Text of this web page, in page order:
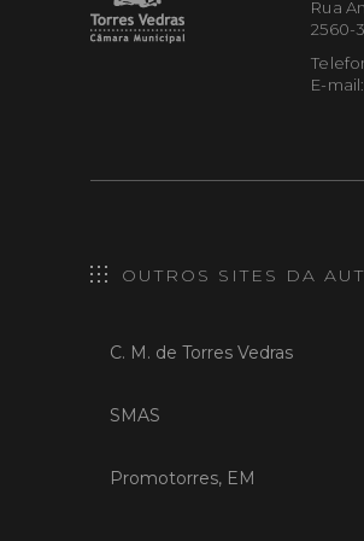
Rua
2560-
E-mail:
OUTROS SITES DA
C. M. de Torres Vedras
SMAS
Promotorres, EM